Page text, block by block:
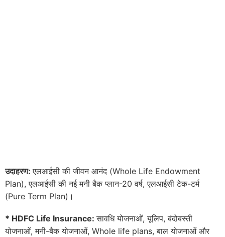
उदाहरण:एलआईसी की जीवन आनंद (Whole Life Endowment
Plan), एलआईसी की नई मनी बैक प्लान-20 वर्ष, एलआईसी टेक-टर्म
(Pure Term Plan)।
* HDFC Life Insurance:सावधि योजनाओं, यूलिप, बंदोबस्ती
योजनाओं, मनी-बैक योजनाओं, Whole life plans, बाल योजनाओं और